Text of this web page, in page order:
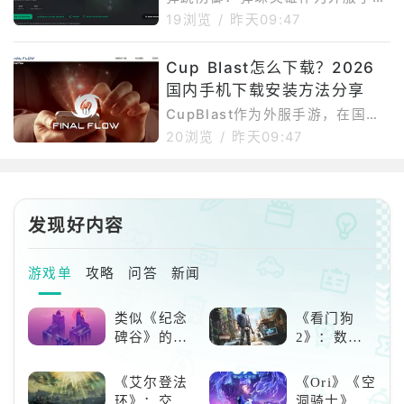
游，在国内下载安装存在一定难
访问不够稳定，容易出现加载慢、
下载中断或连接失败。其次是谷歌
环境依赖，部分安卓手机如果缺少
GooglePlay服务，可能无法正常
下载、更新或启动游戏。再者，这
不到游戏、提示设备不兼容或安装
后闪退等情况。如果选择APK手动
19浏览 / 昨天09:47
Cup Blast怎么下载？2026
国内手机下载安装方法分享
CupBlast作为外服手游，在国内
下载安装存在一定难度。首先是网
连接失败。其次是谷歌环境依赖，
部分安卓手机如果缺少GooglePla
y服务，可能无法正常下载、更新
或启动游戏。再者，这类外服休闲
消除游戏还可能存在地区限制，部
分用户可能遇到商店搜不到游戏、
提示设备不兼容或安装后闪退等情
况。如果选择APK手动安装，
20浏览 / 昨天09:47
发现好内容
游戏单 攻略 问答 新闻
类似《纪念
碑谷》的解
荐：体验沉
浸式解谜，
《看门狗
2》：数字
狂欢
《艾尔登法
《Ori》《空